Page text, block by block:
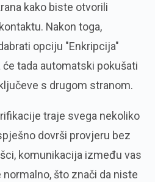
kako biste otvorili
Nakon toga,
opciju "Enkripcija"
tada automatski pokušati
s drugom stranom.
traje svega nekoliko
dovrši provjeru bez
komunikacija između vas
što znači da niste